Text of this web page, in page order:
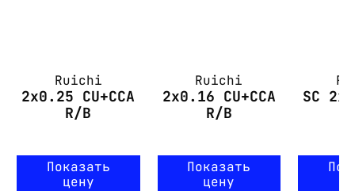
Ruichi
2x0.25 CU+CCA
R/B
Показать
цену
Ruichi
2x0.16 CU+CCA
R/B
Показать
цену
SC